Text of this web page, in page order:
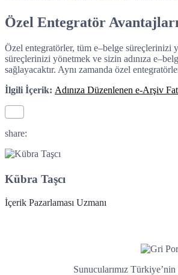
Özel Entegratör
Özel entegratörler, tüm e–belge süreçlerinizi y
süreçlerinizi yönetmek ve sizin adınıza e–bel
sağlayacaktır. Aynı zamanda özel
İlgili İçerik: Adınıza Düzenlenen e-Arşiv
share:
Kübra Taşcı
İçerik Pazarlaması Uzmanı
Sunucularımız